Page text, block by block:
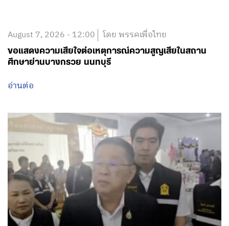
August 7, 2026 - 12:00 โดย พรรคเพื่อไทย
ขอแสดงความเสียใจต่อเหตุการณ์ความสูญเสียในสถาน
ศึกษาย่านบางกรวย นนทบุรี
อ่านต่อ